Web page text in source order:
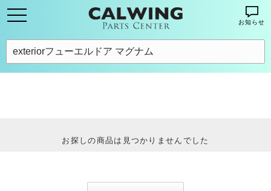
お知らせ
お探しの商品は見つかりませんでした